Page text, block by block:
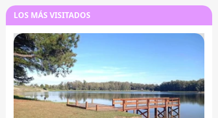
LOS MÁS VISITADOS